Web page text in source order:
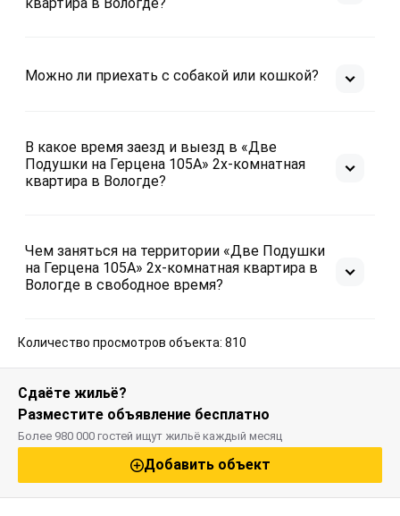
Можно ли приехать с собакой или кошкой?
В какое время заезд и выезд в «Две
Подушки на Герцена 105А» 2х-комнатная
квартира в Вологде?
Чем заняться на территории «Две Подушки
на Герцена 105А» 2х-комнатная квартира в
Вологде в свободное время?
Количество просмотров объекта: 810
Сдаёте жильё?
Разместите объявление бесплатно
Более 980 000 гостей ищут жильё каждый месяц
Добавить объект